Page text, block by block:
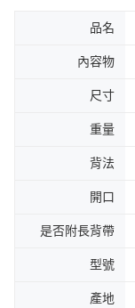
品名
內容物
尺寸
重量
背法
開口
是否附長背帶
型號
產地